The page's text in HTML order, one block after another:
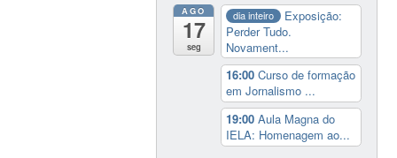
AGO
17
seg
dia inteiro
Exposição:
Perder Tudo.
Novament...
16:00Curso de formação
em Jornalismo ...
19:00Aula Magna do
IELA: Homenagem ao...